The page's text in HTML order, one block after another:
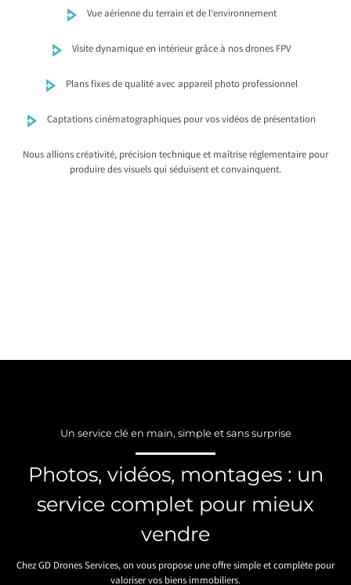
Vue aérienne du terrain et de l’environnement
Visite dynamique en intérieur grâce à nos drones FPV
Plans fixes de qualité avec appareil photo professionnel
Captations cinématographiques pour vos vidéos de présentation
Nous allions créativité, précision technique et maîtrise réglementaire pour
produire des visuels qui séduisent et convainquent.
Un service clé en main, simple et sans surprise
Photos, vidéos, montages : un
service complet pour mieux
vendre
Chez GD Drones Services, on vous propose une offre simple et complète pour
valoriser vos biens immobiliers.